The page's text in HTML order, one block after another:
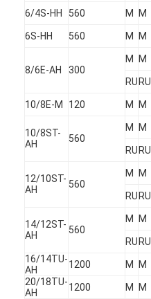
すべての場合
Blog
今すぐチャット
Ecer
縦のスラリー ポンプ
遠心スラリー ポンプ
頑丈なスラリー ポンプ
水源のヒート ポンプ
6/4S-HH 560 M M
6S-HH 560 M M
8/6E-AH 300
M M
RU RU
10/8E-M 120 M M
10/8ST-
AH
560
M M
RU RU
12/10ST-
AH
560
M M
RU RU
14/12ST-
AH
560
M M
RU RU
16/14TU-
AH
1200 M M
20/18TU-
AH
1200 M M